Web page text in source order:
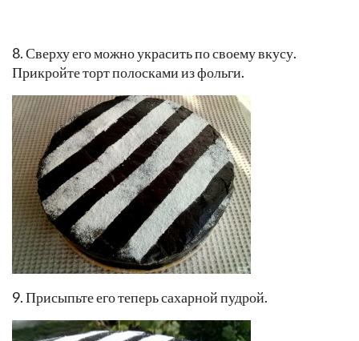
7. Нам осталось сварить глазурь. Заранее ее не варите,
чтобы она не застыла в посуде. Растопите в кастрюльке
масло, добавьте в него молоко, какао, сахар. Доведите
до кипения, уменьшите огонь и варите, пока глазурь не
начнет густеть. Полейте готовый торт глазурью.